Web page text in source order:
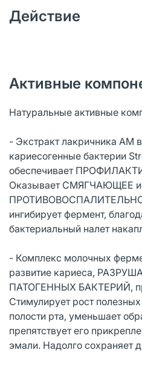
Действие
Активные
Натуральные активные
- Экстракт лакричника АМ
кариесогенные бактерии
обеспечивает
Оказывает СМЯГЧАЮЩЕЕ и
ингибирует фермент,
бактериальный налет
- Комплекс молочных
развитие кариеса,
ПАТОГЕННЫХ БАКТЕРИЙ,
Стимулирует рост
полости рта, уменьшает
препятствует его
эмали. Надолго сохраняет